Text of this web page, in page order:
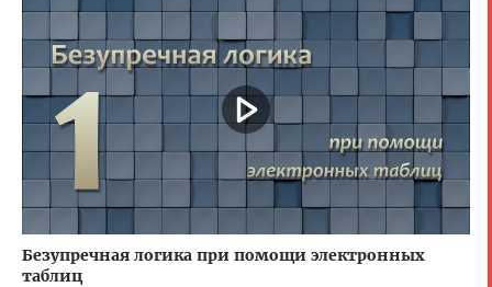
Безупречная логика при помощи электронных
таблиц